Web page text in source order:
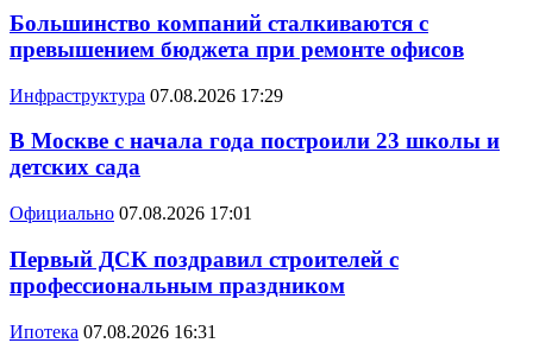
Большинство компаний сталкиваются с
превышением бюджета при ремонте офисов
Инфраструктура 07.08.2026 17:29
В Москве с начала года построили 23 школы и
детских сада
Официально 07.08.2026 17:01
Первый ДСК поздравил строителей с
профессиональным праздником
Ипотека 07.08.2026 16:31